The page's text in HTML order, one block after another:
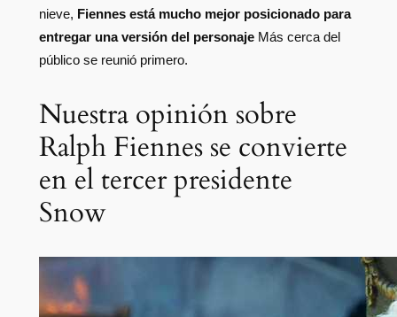
nieve, Fiennes está mucho mejor posicionado para
entregar una versión del personajeMás cerca del
público se reunió primero.
Nuestra opinión sobre
Ralph Fiennes se convierte
en el tercer presidente
Snow